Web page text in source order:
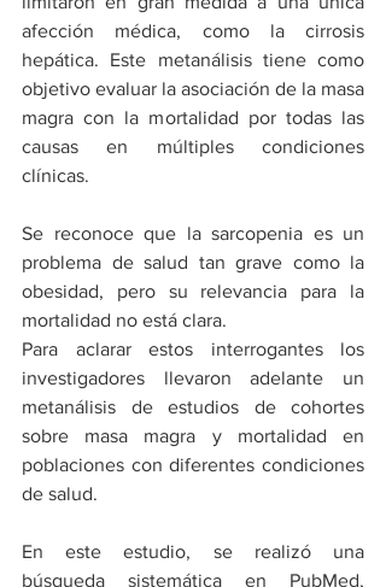
afección médica, como la cirrosis
hepática. Este metanálisis tiene como
objetivo evaluar la asociación de la masa
magra con la mortalidad por todas las
causas en múltiples condiciones
clínicas.
Se reconoce que la sarcopenia es un
problema de salud tan grave como la
obesidad, pero su relevancia para la
mortalidad no está clara.
Para aclarar estos interrogantes los
investigadores llevaron adelante un
metanálisis de estudios de cohortes
sobre masa magra y mortalidad en
poblaciones con diferentes condiciones
de salud.
En este estudio, se realizó una
búsqueda sistemática en PubMed,